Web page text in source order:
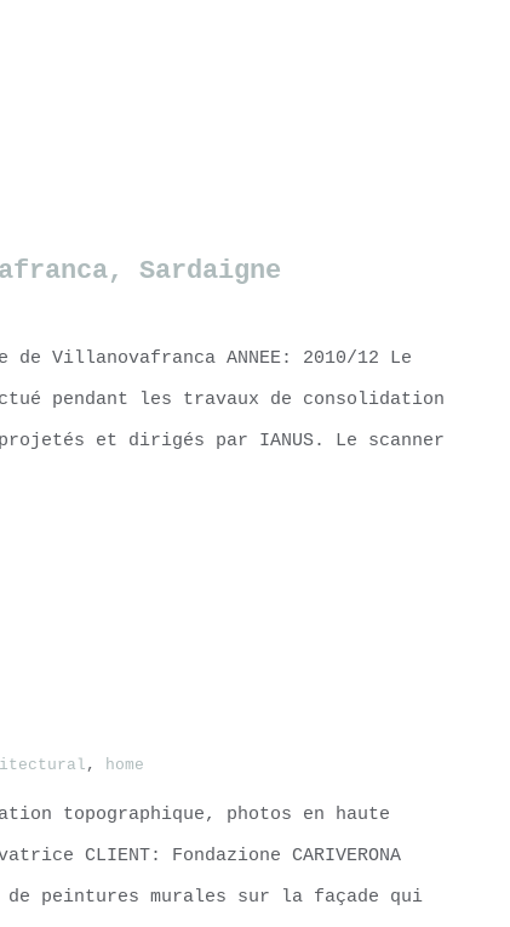
Sardaigne​
de Villanovafranca ANNEE: 2010/12 Le
pendant les travaux de consolidation
et dirigés par IANUS. Le scanner
, home
topographique, photos en haute
CLIENT: Fondazione CARIVERONA
de peintures murales sur la façade qui